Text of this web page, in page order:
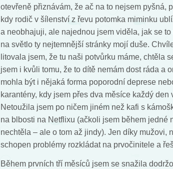
otevřeně přiznávám, že ač na to nejsem pyšná,
kdy rodič v šílenství z řevu potomka miminku
a neobhajuji, ale najednou jsem viděla, jak se
na světlo ty nejtemnější stránky mojí duše.
litovala jsem, že tu naši potvůrku máme, chtěla
jsem i kvůli tomu, že to dítě nemám dost ráda a
mohla být i nějaká forma poporodní deprese
karantény, kdy jsem přes dva měsíce každý
Netoužila jsem po ničem jiném než kafi s
na blbosti na Netflixu (ačkoli jsem během
nechtěla – ale o tom až jindy). Jen díky mužovi,
schopen problémy rozkládat na prvočinitele a
Během prvních tří měsíců jsem se snažila